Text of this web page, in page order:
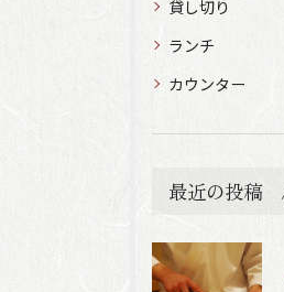
貸し切り
ランチ
カウンター
最近の投稿